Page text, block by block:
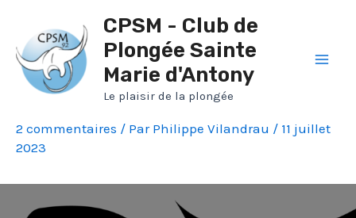
contenu
CPSM - Club de
Plongée Sainte
Marie d'Antony
Le plaisir de la plongée
2 commentaires / Par Philippe Vilandrau / 11 juillet
2023